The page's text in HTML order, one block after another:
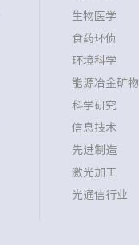
生物医学
食药环侦
环境科学
能源冶金矿物
科学研究
信息技术
先进制造
激光加工
光通信行业